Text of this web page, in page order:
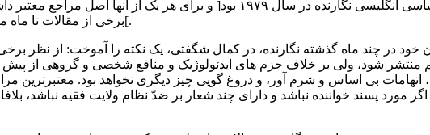
کرده است ]اگر چه نخستین مقاله سیاسی انگلیسی نگارنده در سال ۱۹۷۹ بود[ و برای
برخی‌ از مقالات تا ماه مارس سال ۲۰۱۰ را در اینجا ببینید[.
خود در چند ماه گذشته نگارنده، در کمال شگفتی، یک نکته را آموخت: از نظر
منتشر شود، ولی‌ بر خلاف جزم های ایدئولوژیک و منافع شخصی و گروهی از پیش
اتهامات بی‌ اساس و شرم آور، و دروغ گویی چیز دیگری نخواهد بود. معتبر‌ترین
مورد پسند خواننده نباشد و دارای چند شعار بر ضدّ نظام ولایت فقیه نباشد،